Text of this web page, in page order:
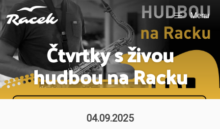
Menu
Čtvrtky s živou
hudbou na Racku
04.09.2025